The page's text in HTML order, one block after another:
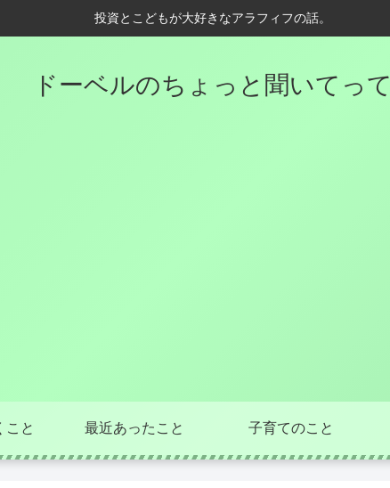
投資とこどもが大好きなアラフィフの話。
ドーベルのちょっと聞いてって
こと 最近あったこと 子育てのこと